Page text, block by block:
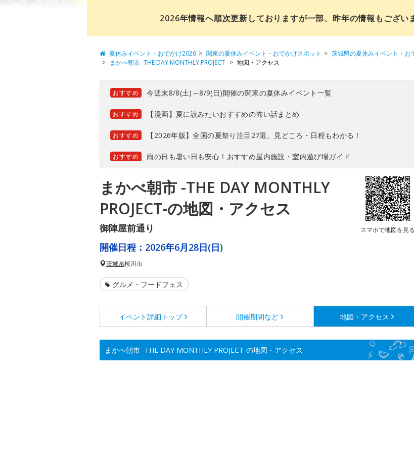
2026年情報へ順次更新しておりますが一部、昨年の情報もござい
夏休みイベント・おでかけ2026 関東の夏休みイベント・おでかけスポット 茨城県の夏休みイベント・お
まかべ朝市 -THE DAY MONTHLY PROJECT-
地図・アクセス
おすすめ 今週末8/8(土)～8/9(日)開催の関東の夏休みイベント一覧
おすすめ 【漫画】夏に読みたいおすすめの怖い話まとめ
おすすめ 【2026年版】全国の夏祭り注目27選。見どころ・日程もわかる！
おすすめ 雨の日も暑い日も安心！おすすめ屋内施設・室内遊び場ガイド
まかべ朝市 -THE DAY MONTHLY
PROJECT-の地図・アクセス
御陣屋前通り スマホで地図を見る
開催日程： 2026年6月28日(日)
茨城県桜川市
グルメ・フードフェス
イベント詳細 トップ 開催期間など 地図・アクセス
まかべ朝市 -THE DAY MONTHLY PROJECT-の地図・アクセス